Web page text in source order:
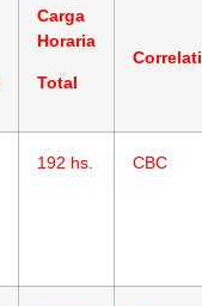
Carga
Horaria
Total
192 hs. CBC